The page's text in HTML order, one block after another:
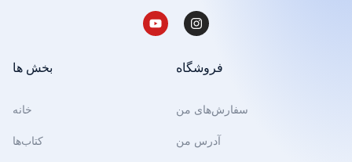
بخش ها
خانه
کتاب‌ها
فروشگاه
سفارش‌های من
آدرس من